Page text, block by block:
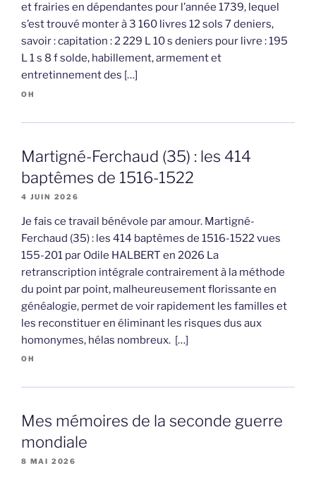
et frairies en dépendantes pour l’année 1739, lequel
s’est trouvé monter à 3 160 livres 12 sols 7 deniers,
savoir : capitation : 2 229 L 10 s deniers pour livre : 195
L 1 s 8 f solde, habillement, armement et
entretinnement des […]
OH
Martigné-Ferchaud (35) : les 414
baptêmes de 1516-1522
4 JUIN 2026
Je fais ce travail bénévole par amour. Martigné-
Ferchaud (35) : les 414 baptêmes de 1516-1522 vues
155-201 par Odile HALBERT en 2026 La
retranscription intégrale contrairement à la méthode
du point par point, malheureusement florissante en
généalogie, permet de voir rapidement les familles et
les reconstituer en éliminant les risques dus aux
homonymes, hélas nombreux. […]
OH
Mes mémoires de la seconde guerre
mondiale
8 MAI 2026